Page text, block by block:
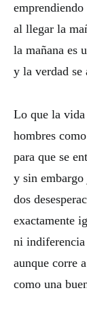
al llegar la
la mañana es
y la verdad se
Lo que la
hombres
para que se
y sin
dos
exactamente
ni indiferencia
aunque corre
como una